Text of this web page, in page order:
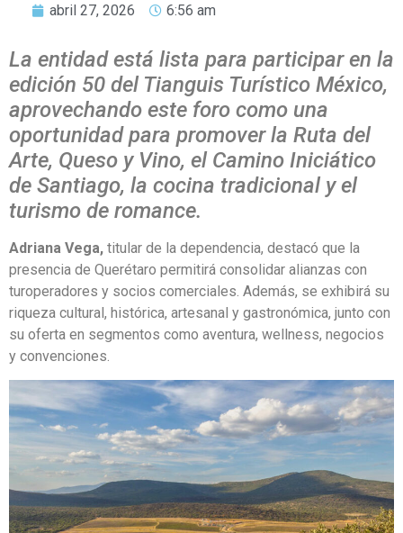
abril 27, 2026 6:56 am
La entidad está lista para participar en la
edición 50 del Tianguis Turístico México,
aprovechando este foro como una
oportunidad para promover la Ruta del
Arte, Queso y Vino, el Camino Iniciático
de Santiago, la cocina tradicional y el
turismo de romance.
Adriana Vega, titular de la dependencia, destacó que la
presencia de Querétaro permitirá consolidar alianzas con
turoperadores y socios comerciales. Además, se exhibirá su
riqueza cultural, histórica, artesanal y gastronómica, junto con
su oferta en segmentos como aventura, wellness, negocios
y convenciones.